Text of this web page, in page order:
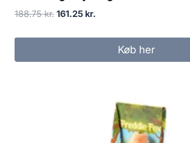
188.75kr. Den
pris
161.25 kr.
pris
Køb her